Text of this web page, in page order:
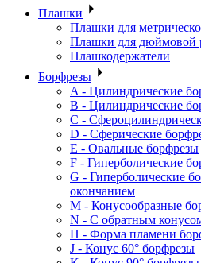
Плашки
Плашки для
Плашки для дюймовой
Плашкодержатели
Борфрезы
A - Цилиндрические
B - Цилиндрические
C -
D - Сферические
E - Овальные борфрезы
F - Гиперболические
G - Гиперболические
окончанием
M - Конусообразные
N - С обратным
H - Форма пламени
J - Конус 60° борфрезы